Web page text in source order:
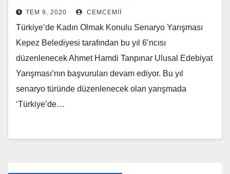
TEM 9, 2020 CEMCEMII
Türkiye’de Kadın Olmak Konulu Senaryo Yarışması
Kepez Belediyesi tarafından bu yıl 6’ncısı
düzenlenecek Ahmet Hamdi Tanpınar Ulusal Edebiyat
Yarışması’nın başvuruları devam ediyor. Bu yıl
senaryo türünde düzenlenecek olan yarışmada
‘Türkiye’de…